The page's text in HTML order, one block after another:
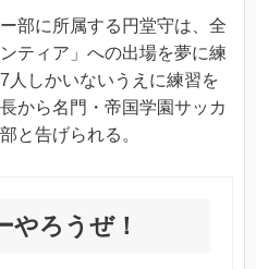
部に所属する円堂守は、全
ティア」への出場を夢に練
人しかいないうえに練習を
から名門・帝国学園サッカ
と告げられる。
やろうぜ！